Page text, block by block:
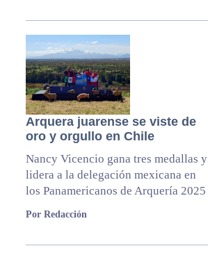
Arquera juarense se viste de
oro y orgullo en Chile
Nancy Vicencio gana tres medallas y
lidera a la delegación mexicana en
los Panamericanos de Arquería 2025
Por Redacción